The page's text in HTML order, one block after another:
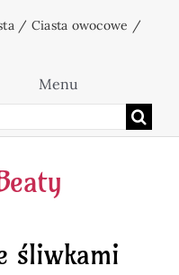
/ Ciasta owocowe /
Menu
Home
Ciasta
Desery
śliwkami